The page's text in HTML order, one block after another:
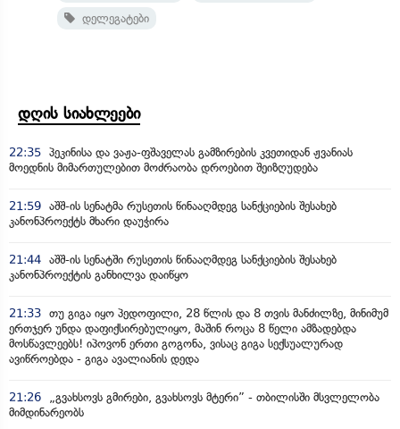
დელეგატები
დღის სიახლეები
22:35 პეკინისა და ვაჟა-ფშაველას გამზირების კვეთიდან ჟვანიას
მოედნის მიმართულებით მოძრაობა დროებით შეიზღუდება
21:59 აშშ-ის სენატმა რუსეთის წინააღმდეგ სანქციების შესახებ
კანონპროექტს მხარი დაუჭირა
21:44 აშშ-ის სენატში რუსეთის წინააღმდეგ სანქციების შესახებ
კანონპროექტის განხილვა დაიწყო
21:33 თუ გიგა იყო პედოფილი, 28 წლის და 8 თვის მანძილზე, მინიმუმ
ერთჯერ უნდა დაფიქსირებულიყო, მაშინ როცა 8 წელი ამზადებდა
მოსწავლეებს! იპოვონ ერთი გოგონა, ვისაც გიგა სექსუალურად
ავიწროებდა - გიგა ავალიანის დედა
21:26
„გვახსოვს გმირები, გვახსოვს მტერი” - თბილისში მსვლელობა
მიმდინარეობს